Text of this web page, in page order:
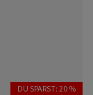
DU SPARST: 20 %